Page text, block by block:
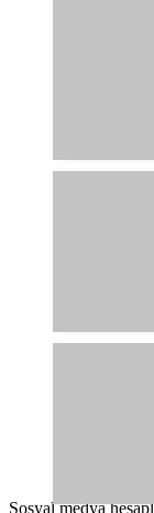
Sosyal medya